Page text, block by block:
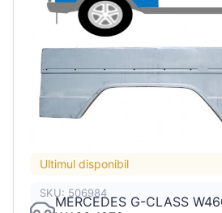
Ultimul disponibil
SKU: 506984
MERCEDES G-CLASS